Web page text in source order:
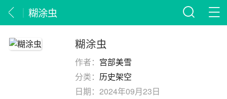
糊涂虫
糊涂虫
作者： 宫部美雪
分类： 历史架空
日期：2024年09月23日